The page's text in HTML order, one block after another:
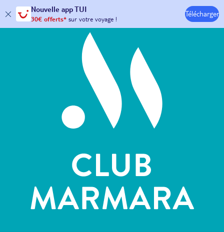
Nouvelle app TUI
30€ offerts*sur votre voyage !
avec le code :HAPPYAPP
Télécharger
Hôtels & Clubs